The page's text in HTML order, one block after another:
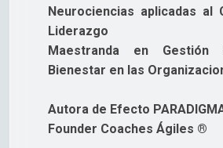
Neurociencias aplicadas al
Liderazgo
Maestranda en Gestión
Bienestar en las
Autora de Efecto
Founder Coaches Ágiles ®